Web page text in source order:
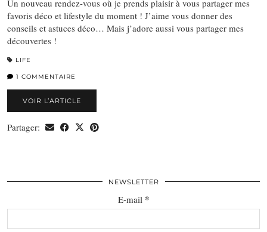
Un nouveau rendez-vous où je prends plaisir à vous partager mes
favoris déco et lifestyle du moment ! J’aime vous donner des
conseils et astuces déco… Mais j’adore aussi vous partager mes
découvertes !
LIFE
1 COMMENTAIRE
VOIR L’ARTICLE
Partager:
NEWSLETTER
E-mail *